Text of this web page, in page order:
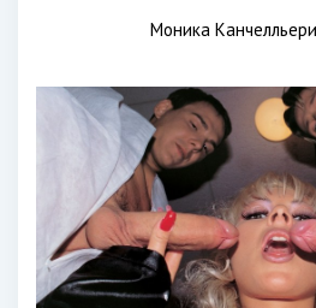
Моника